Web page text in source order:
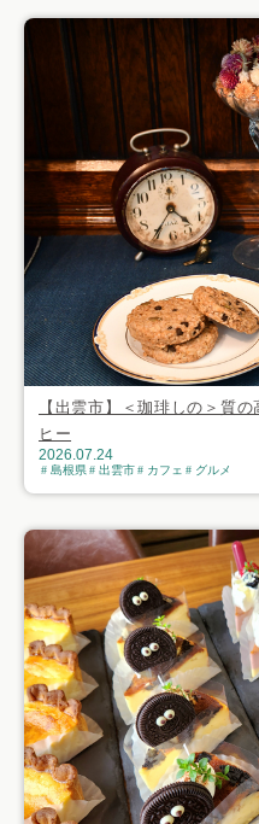
【出雲市】＜珈琲しの＞質
ヒー
2026.07.24
島根県 出雲市 カフェ グルメ